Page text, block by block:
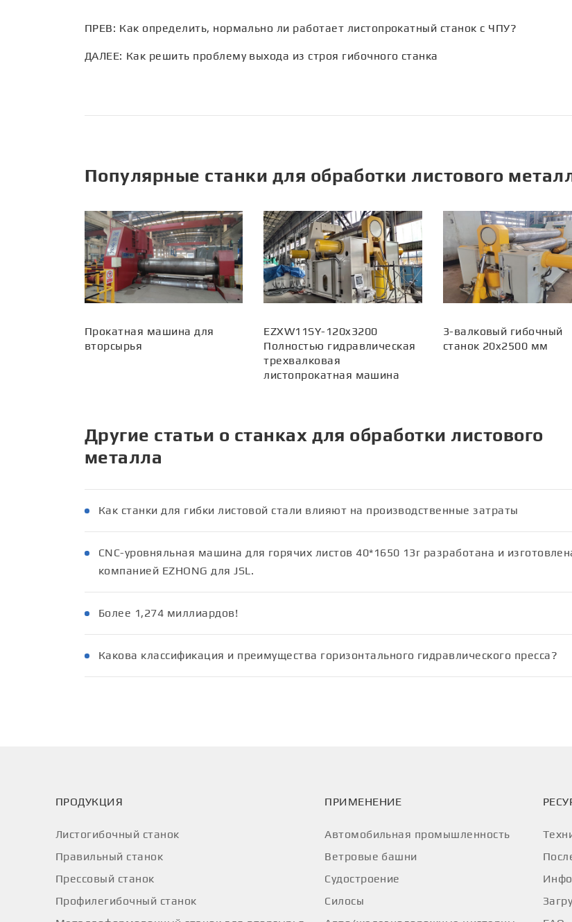
ПРЕВ: Как определить, нормально ли работает листопрокатный станок с ЧПУ?
ДАЛЕЕ: Как решить проблему выхода из строя гибочного станка
Популярные станки для обработки листового
Прокатная машина для
вторсырья
EZXW11SY-120x3200
Полностью гидравлическая
трехвалковая
листопрокатная машина
3-валковый гибочный
станок 20x2500 мм
Другие статьи о станках для обработки листового
металла
Как станки для гибки листовой стали влияют на производственные затраты
CNC-уровняльная машина для горячих листов 40*1650 13r разработана и
компанией EZHONG для JSL.
Более 1,274 миллиардов!
Какова классификация и преимущества горизонтального гидравлического пресса?
ПРОДУКЦИЯ
Листогибочный станок
Правильный станок
Прессовый станок
Профилегибочный станок
ПРИМЕНЕНИЕ
Автомобильная промышленность
Ветровые башни
Судостроение
Силосы